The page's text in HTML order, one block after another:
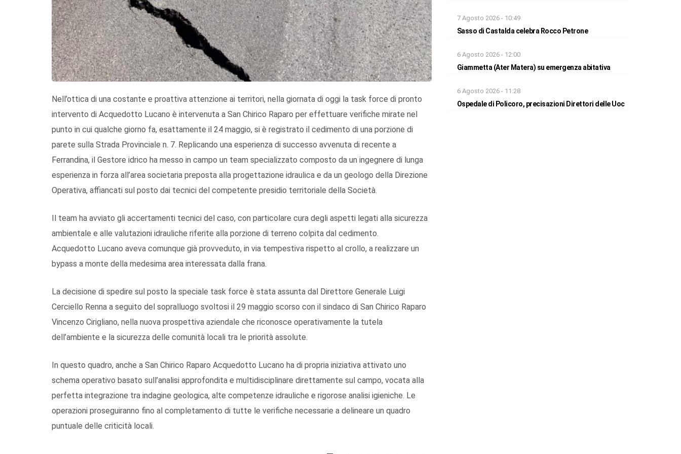
Nell’ottica di una costante e proattiva attenzione ai territori, nella giornata di oggi la task force di pronto
intervento di Acquedotto Lucano è intervenuta a San Chirico Raparo per effettuare verifiche mirate nel
punto in cui qualche giorno fa, esattamente il 24 maggio, si è registrato il cedimento di una porzione di
parete sulla Strada Provinciale n. 7. Replicando una esperienza di successo avvenuta di recente a
Ferrandina, il Gestore idrico ha messo in campo un team specializzato composto da un ingegnere di lunga
esperienza in forza all’area societaria preposta alla progettazione idraulica e da un geologo della Direzione
Operativa, affiancati sul posto dai tecnici del competente presidio territoriale della Società.
Il team ha avviato gli accertamenti tecnici del caso, con particolare cura degli aspetti legati alla sicurezza
ambientale e alle valutazioni idrauliche riferite alla porzione di terreno colpita dal cedimento.
Acquedotto Lucano aveva comunque già provveduto, in via tempestiva rispetto al crollo, a realizzare un
bypass a monte della medesima area interessata dalla frana.
La decisione di spedire sul posto la speciale task force è stata assunta dal Direttore Generale Luigi
Cerciello Renna a seguito del sopralluogo svoltosi il 29 maggio scorso con il sindaco di San Chirico Raparo
Vincenzo Cirigliano, nella nuova prospettiva aziendale che riconosce operativamente la tutela
dell’ambiente e la sicurezza delle comunità locali tra le priorità assolute.
In questo quadro, anche a San Chirico Raparo Acquedotto Lucano ha di propria iniziativa attivato uno
schema operativo basato sull’analisi approfondita e multidisciplinare direttamente sul campo, vocata alla
perfetta integrazione tra indagine geologica, alte competenze idrauliche e rigorose analisi igieniche. Le
operazioni proseguiranno fino al completamento di tutte le verifiche necessarie a delineare un quadro
puntuale delle criticità locali.
7 Agosto 2026 - 10:49
Sasso di Castalda celebra Rocco Petrone
6 Agosto 2026 - 12:00
Giammetta (Ater Matera) su emergenza abitativa
6 Agosto 2026 - 11:28
Ospedale di Policoro, precisazioni Direttori delle Uoc